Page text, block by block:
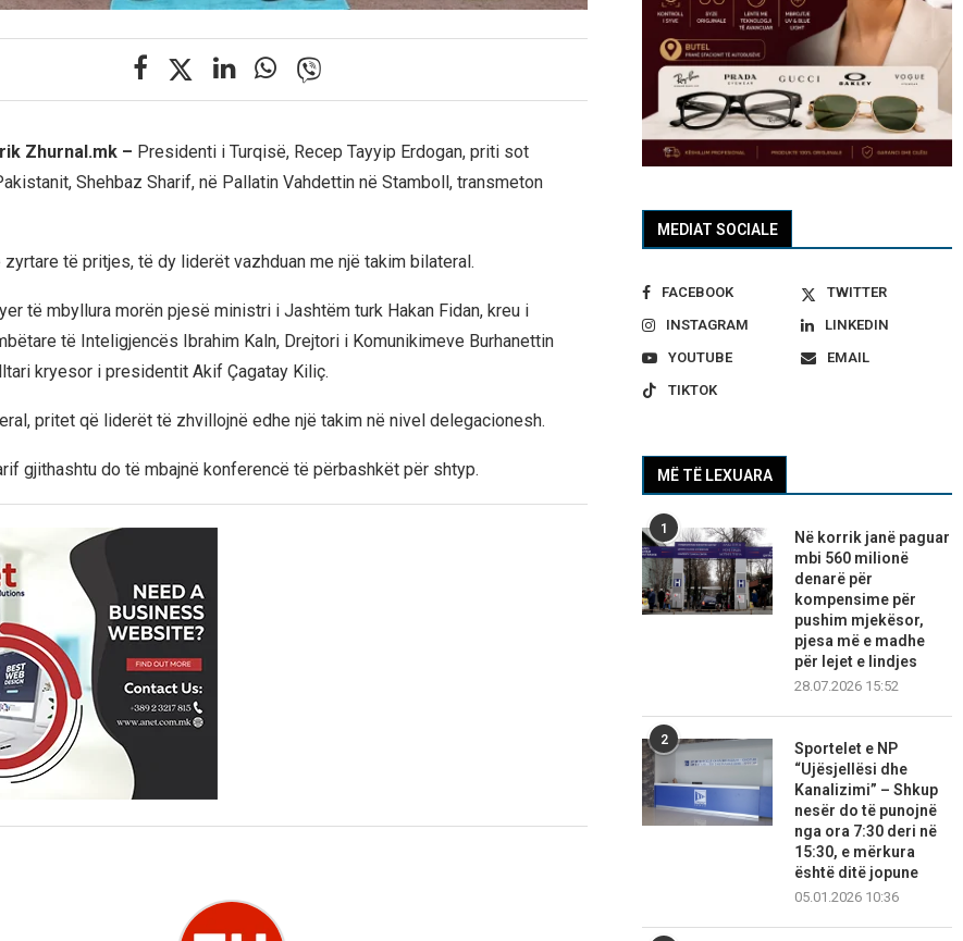
Zhurnal.mk – Presidenti i Turqisë, Recep Tayyip Erdogan, priti sot
Shehbaz Sharif, në Pallatin Vahdettin në Stamboll, transmeton
të pritjes, të dy liderët vazhduan me një takim bilateral.
të mbyllura morën pjesë ministri i Jashtëm turk Hakan Fidan, kreu i
të Inteligjencës Ibrahim Kaln, Drejtori i Komunikimeve Burhanettin
kryesor i presidentit Akif Çagatay Kiliç.
pritet që liderët të zhvillojnë edhe një takim në nivel delegacionesh.
gjithashtu do të mbajnë konferencë të përbashkët për shtyp.
MEDIAT SOCIALE
FACEBOOK
TWITTER
INSTAGRAM
LINKEDIN
YOUTUBE
EMAIL
TIKTOK
MË TË LEXUARA
1
Në korrik janë paguar
mbi 560 milionë
denarë për
kompensime për
pushim mjekësor,
pjesa më e madhe
për lejet e lindjes
28.07.2026 15:52
2
Sportelet e NP
“Ujësjellësi dhe
Kanalizimi” – Shkup
nesër do të punojnë
nga ora 7:30 deri në
15:30, e mërkura
është ditë jopune
05.01.2026 10:36